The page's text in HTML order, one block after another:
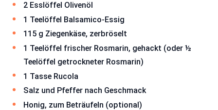
2 Esslöffel Olivenöl
1 Teelöffel Balsamico-Essig
115 g Ziegenkäse, zerbröselt
1 Teelöffel frischer Rosmarin, gehackt (oder ½
Teelöffel getrockneter Rosmarin)
1 Tasse Rucola
Salz und Pfeffer nach Geschmack
Honig, zum Beträufeln (optional)